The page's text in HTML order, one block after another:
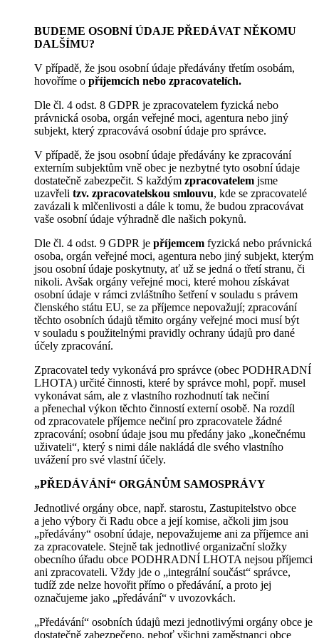
BUDEME OSOBNÍ ÚDAJE PŘEDÁVAT NĚKOMU
DALŠÍMU?
V případě, že jsou osobní údaje předávány třetím osobám,
hovoříme o příjemcích nebo zpracovatelích.
Dle čl. 4 odst. 8 GDPR je zpracovatelem fyzická nebo
právnická osoba, orgán veřejné moci, agentura nebo jiný
subjekt, který zpracovává osobní údaje pro správce.
V případě, že jsou osobní údaje předávány ke zpracování
externím subjektům vně obec je nezbytné tyto osobní údaje
dostatečně zabezpečit. S každým zpracovatelem jsme
uzavřeli tzv. zpracovatelskou smlouvu, kde se zpracovatelé
zavázali k mlčenlivosti a dále k tomu, že budou zpracovávat
vaše osobní údaje výhradně dle našich pokynů.
Dle čl. 4 odst. 9 GDPR je příjemcem fyzická nebo právnická
osoba, orgán veřejné moci, agentura nebo jiný subjekt, kterým
jsou osobní údaje poskytnuty, ať už se jedná o třetí stranu, či
nikoli. Avšak orgány veřejné moci, které mohou získávat
osobní údaje v rámci zvláštního šetření v souladu s právem
členského státu EU, se za příjemce nepovažují; zpracování
těchto osobních údajů těmito orgány veřejné moci musí být
v souladu s použitelnými pravidly ochrany údajů pro dané
účely zpracování.
Zpracovatel tedy vykonává pro správce (obec PODHRADNÍ
LHOTA) určité činnosti, které by správce mohl, popř. musel
vykonávat sám, ale z vlastního rozhodnutí tak nečiní
a přenechal výkon těchto činností externí osobě. Na rozdíl
od zpracovatele příjemce nečiní pro zpracovatele žádné
zpracování; osobní údaje jsou mu předány jako „konečnému
uživateli“, který s nimi dále nakládá dle svého vlastního
uvážení pro své vlastní účely.
„PŘEDÁVÁNÍ“ ORGÁNŮM SAMOSPRÁVY
Jednotlivé orgány obce, např. starostu, Zastupitelstvo obce
a jeho výbory či Radu obce a její komise, ačkoli jim jsou
„předávány“ osobní údaje, nepovažujeme ani za příjemce ani
za zpracovatele. Stejně tak jednotlivé organizační složky
obecního úřadu obce PODHRADNÍ LHOTA nejsou příjemci
ani zpracovateli. Vždy jde o „integrální součást“ správce,
tudíž zde nelze hovořit přímo o předávání, a proto jej
označujeme jako „předávání“ v uvozovkách.
„Předávání“ osobních údajů mezi jednotlivými orgány obce je
dostatečně zabezpečeno, neboť všichni zaměstnanci obce